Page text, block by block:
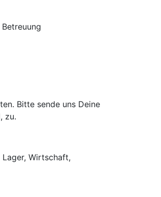
Bitte sende uns Deine
zu.
Wirtschaft,